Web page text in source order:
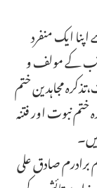
ایک منفرد
کتب کے مولف و
مجاہدین ختم
نبوت اور فتنہ
برادرم صادق علی